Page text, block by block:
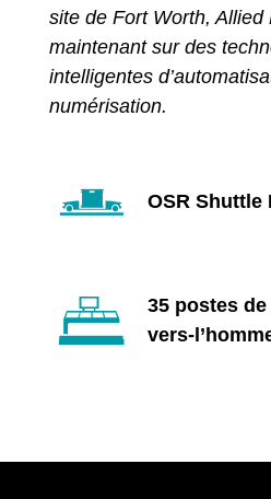
site de Fort Worth, Allied
maintenant sur des
intelligentes
numérisation.
OSR Shuttle
35 postes
vers-